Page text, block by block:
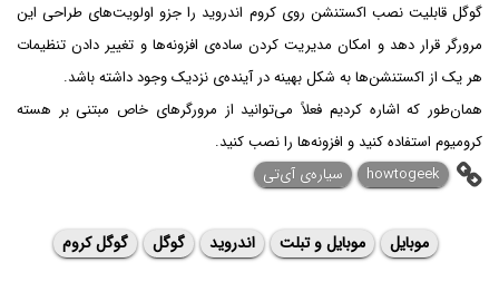
گوگل قابلیت نصب اکستنشن روی کروم اندروید را جزو اولویت‌های طراحی این
مرورگر قرار دهد و امکان مدیریت کردن ساده‌ی افزونه‌ها و تغییر دادن تنظیمات
هر یک از اکستنشن‌ها به شکل بهینه در آینده‌ی نزدیک وجود داشته باشد.
همان‌طور که اشاره کردیم فعلاً می‌توانید از مرورگرهای خاص مبتنی بر هسته
کرومیوم استفاده کنید و افزونه‌ها را نصب کنید.
howtogeek
سیاره‌ی آی‌تی
موبایل موبایل و تبلت اندروید گوگل گوگل کروم